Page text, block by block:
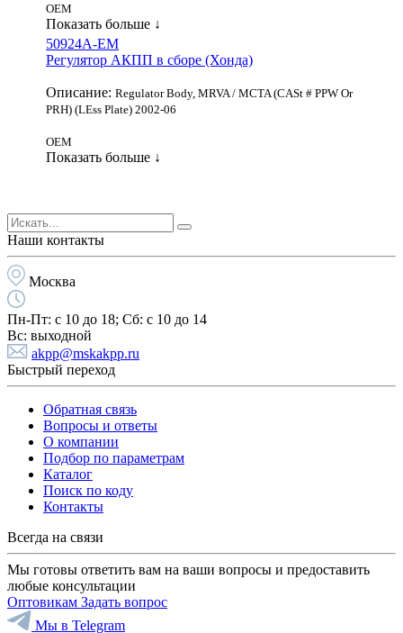
OEM
Показать больше ↓
50924A-EM
Регулятор АКПП в сборе (Хонда)
Описание: Regulator Body, MRVA / MCTA (CASt # PPW Or
PRH) (LEss Plate) 2002-06
OEM
Показать больше ↓
Наши контакты
Москва
Пн-Пт: с 10 до 18; Cб: с 10 до 14
Вс: выходной
akpp@mskakpp.ru
Быстрый переход
Обратная связь
Вопросы и ответы
О компании
Подбор по параметрам
Каталог
Поиск по коду
Контакты
Всегда на связи
Мы готовы ответить вам на ваши вопросы и предоставить
любые консультации
Оптовикам Задать вопрос
Мы в Telegram